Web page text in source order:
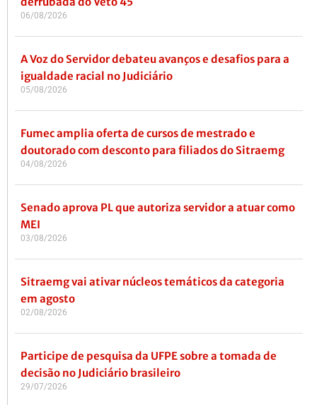
06/08/2026
A Voz do Servidor debateu avanços e desafios para a
igualdade racial no Judiciário
05/08/2026
Fumec amplia oferta de cursos de mestrado e
doutorado com desconto para filiados do Sitraemg
04/08/2026
Senado aprova PL que autoriza servidor a atuar como
MEI
03/08/2026
Sitraemg vai ativar núcleos temáticos da categoria
em agosto
02/08/2026
Participe de pesquisa da UFPE sobre a tomada de
decisão no Judiciário brasileiro
29/07/2026